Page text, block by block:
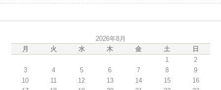
2026年8月
月
火 水 木 金 土
日
1
2
3
4 5 6 7 8
9
10
11 12 13 14 15
16